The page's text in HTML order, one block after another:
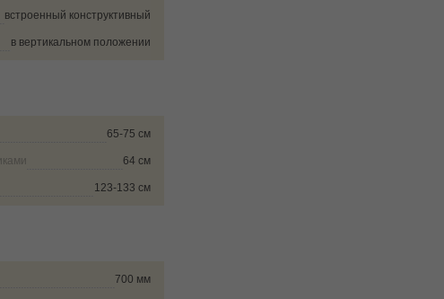
встроенный конструктивный
в вертикальном положении
65-75 см
64 см
123-133 см
700 мм